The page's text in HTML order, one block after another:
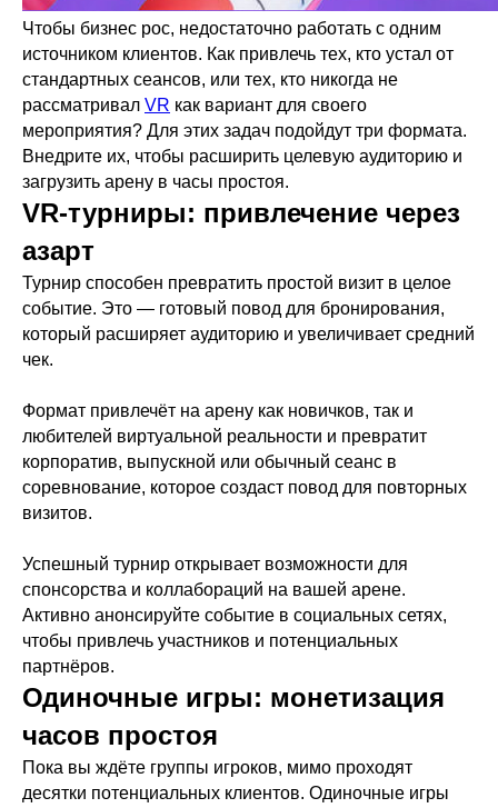
Чтобы бизнес рос, недостаточно работать с одним
источником клиентов. Как привлечь тех, кто устал от
стандартных сеансов, или тех, кто никогда не
рассматривал VR как вариант для своего
мероприятия? Для этих задач подойдут три формата.
Внедрите их, чтобы расширить целевую аудиторию и
загрузить арену в часы простоя.
VR-турниры: привлечение через
азарт
Турнир способен превратить простой визит в целое
событие. Это — готовый повод для бронирования,
который расширяет аудиторию и увеличивает средний
чек.
Формат привлечёт на арену как новичков, так и
любителей виртуальной реальности и превратит
корпоратив, выпускной или обычный сеанс в
соревнование, которое создаст повод для повторных
визитов.
Успешный турнир открывает возможности для
спонсорства и коллабораций на вашей арене.
Активно анонсируйте событие в социальных сетях,
чтобы привлечь участников и потенциальных
партнёров.
Одиночные игры: монетизация
часов простоя
Пока вы ждёте группы игроков, мимо проходят
десятки потенциальных клиентов. Одиночные игры